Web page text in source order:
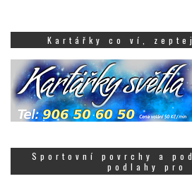
Kartářky co ví,
Sportovní povrchy a
podlahy pro